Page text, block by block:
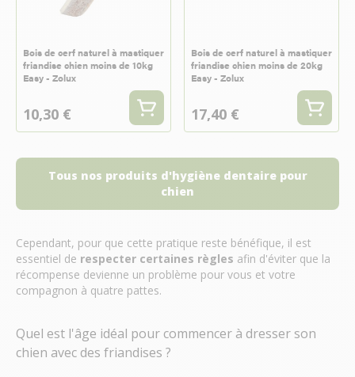
Bois de cerf naturel à mastiquer
friandise chien moins de 10kg
Easy - Zolux
10,30 €
Bois de cerf naturel à mastiquer
friandise chien moins de 20kg
Easy - Zolux
17,40 €
Tous nos produits d'hygiène dentaire pour
chien
Cependant, pour que cette pratique reste bénéfique, il est
essentiel de respecter certaines règles afin d'éviter que la
récompense devienne un problème pour vous et votre
compagnon à quatre pattes.
Quel est l'âge idéal pour commencer à dresser son
chien avec des friandises ?